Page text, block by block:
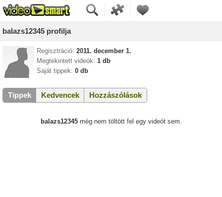
balazs12345 profilja
Regisztráció: 2011. december 1.
Megtekintett videók: 1 db
Saját tippek: 0 db
Tippek Kedvencek Hozzászólások
balazs12345még nem töltött fel egy videót sem.